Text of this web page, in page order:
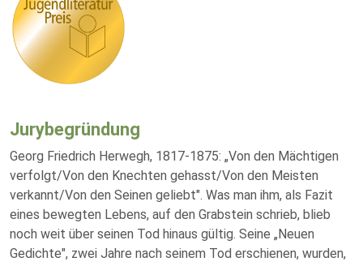
Jurybegründung
Georg Friedrich Herwegh, 1817-1875: „Von den Mächtigen
verfolgt/Von den Knechten gehasst/Von den Meisten
verkannt/Von den Seinen geliebt". Was man ihm, als Fazit
eines bewegten Lebens, auf den Grabstein schrieb, blieb
noch weit über seinen Tod hinaus gültig. Seine „Neuen
Gedichte", zwei Jahre nach seinem Tod erschienen, wurden,